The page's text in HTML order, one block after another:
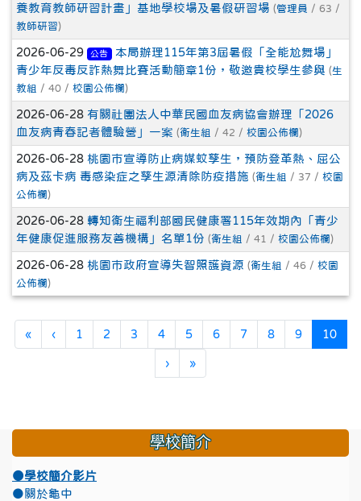
養教育教師研習計畫」基地學校場及暑假研習場 (管理員 / 63 /
教師研習)
2026-06-29 公告
本局辦理115年第3屆暑假「全能尬舞場」
青少年反毒反詐熱舞比賽活動簡章1份，敬邀貴校學生參與 (生
教組 / 40 / 校園公佈欄 )
2026-06-28 有關社團法人中華民國血友病協會辦理「2026
血友病青春記者體驗營」一案 (衛生組 / 42 / 校園公佈欄 )
2026-06-28 桃園市宣導防止病媒蚊孳生，預防登革熱、屈公
病及茲卡病 毒感染症之孳生源清除防疫措施 (衛生組 / 37 / 校園
公佈欄 )
2026-06-28 轉知衛生福利部國民健康署115年效期內「青少
年健康促進服務友善機構」名單1份 (衛生組 / 41 / 校園公佈欄 )
2026-06-28 桃園市政府宣導失智照護資源 (衛生組 / 46 / 校園
公佈欄 )
«第一頁
‹上一頁
1 2 3 4 5 6 7 8 9 10(目
›下一頁
»最後頁
學校簡介
●學校簡介影片
●關於龜中